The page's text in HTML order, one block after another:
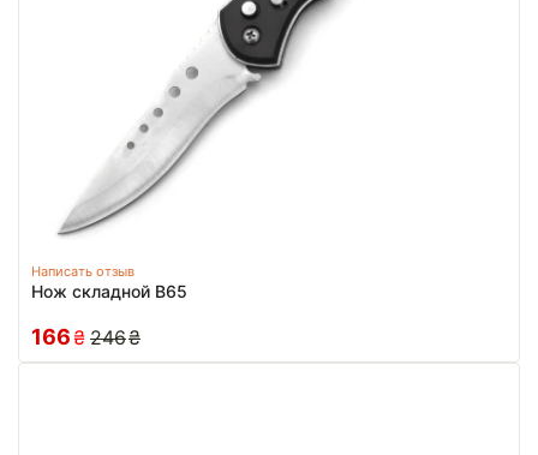
Написать отзыв
Нож складной В65
166₴ 246₴